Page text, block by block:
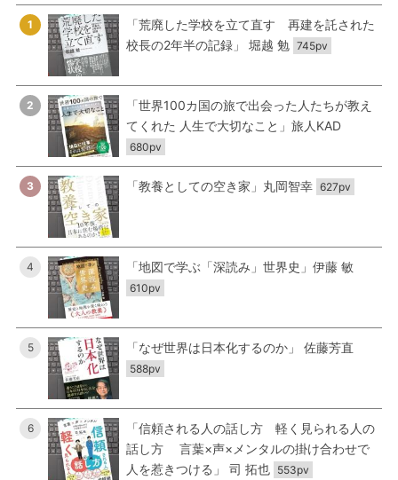
1
「荒廃した学校を立て直す 再建を託された
校長の2年半の記録」 堀越 勉 745pv
2
「世界100カ国の旅で出会った人たちが教え
てくれた 人生で大切なこと」旅人KAD
680pv
3 「教養としての空き家」丸岡智幸 627pv
4 「地図で学ぶ「深読み」世界史」伊藤 敏
610pv
5 「なぜ世界は日本化するのか」 佐藤芳直
588pv
6
「信頼される人の話し方 軽く見られる人の
話し方 言葉×声×メンタルの掛け合わせで
人を惹きつける」 司 拓也 553pv